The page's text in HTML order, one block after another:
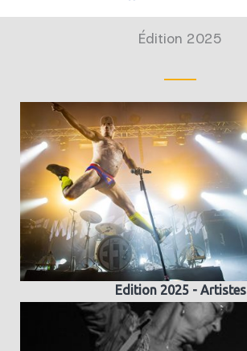
Édition 2025
Edition 2025 - Artistes